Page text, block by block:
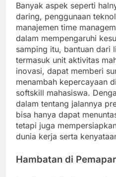
Banyak aspek seperti
daring, penggunaan
manajemen time
dalam mempengaruhi
samping itu, bantuan dari
termasuk unit aktivitas
inovasi, dapat memberi
menambah kepercayaan
softskill mahasiswa.
dalam tentang jalannya
bisa hanya dapat
tetapi juga
dunia kerja serta
Hambatan di